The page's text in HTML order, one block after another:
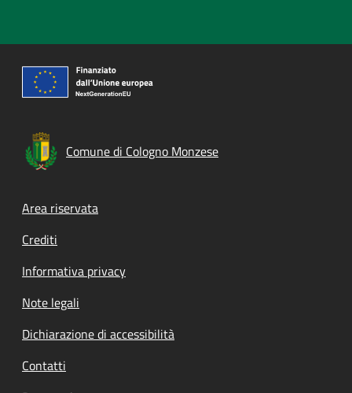
Comune di Cologno Monzese
Footer menu
Area riservata
Crediti
Informativa privacy
Note legali
Dichiarazione di accessibilità
Contatti